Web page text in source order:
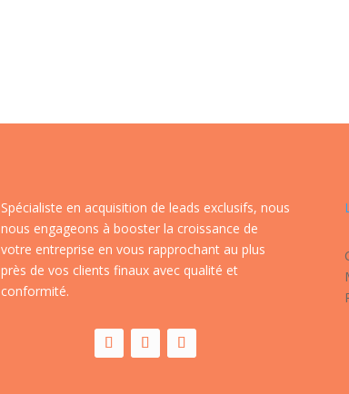
Spécialiste en acquisition de leads exclusifs, nous
nous engageons à booster la croissance de
votre entreprise en vous rapprochant au plus
près de vos clients finaux avec qualité et
conformité.